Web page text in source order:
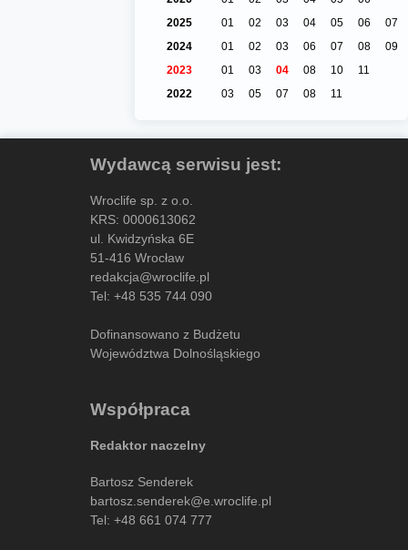
2025
01 02 03 04 05 06
07
2024
01 02 03 06 07 08
09
2023
01 03 04 08 10
11
2022
03 05 07 08 11
Wydawcą serwisu jest:
Wroclife sp. z o.o.
KRS: 0000613062
ul. Kwidzyńska 6E
51-416 Wrocław
redakcja@wroclife.pl
Tel: +48 535 744 090
Dofinansowano z Budżetu
Województwa Dolnośląskiego
Współpraca
Redaktor naczelny
Bartosz Senderek
bartosz.senderek@e.wroclife.pl
Tel: +48 661 074 777